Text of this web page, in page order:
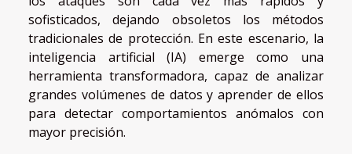
sofisticados, dejando obsoletos los métodos
tradicionales de protección. En este escenario, la
inteligencia artificial (IA) emerge como una
herramienta transformadora, capaz de analizar
grandes volúmenes de datos y aprender de ellos
para detectar comportamientos anómalos con
mayor precisión.